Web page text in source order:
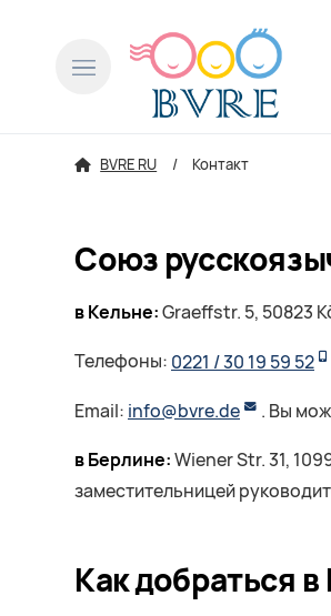
BVRE RU Контакт
Союз
в Кельне:Graeffstr. 5, 50823
Телефоны: 0221 / 30 19 59 52
Email: info@bvre.de . Вы
в Берлине:Wiener Str. 31,
заместительницей
Как добраться